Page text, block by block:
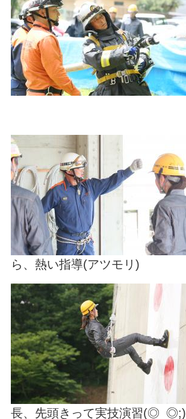
ら、熱い指導(アツモリ)
長、先頭きって実技演習(◎_◎;)